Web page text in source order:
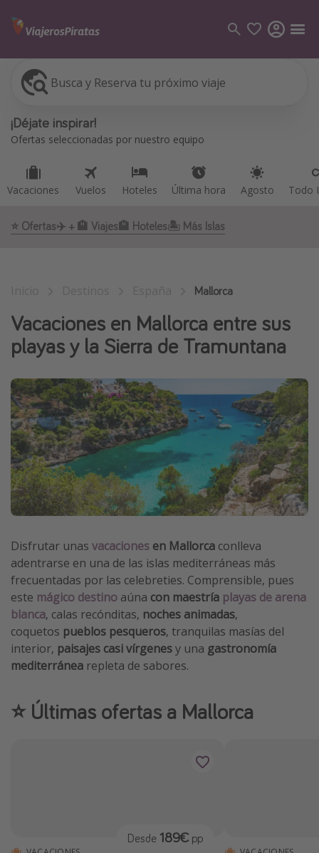
Busca y Reserva tu próximo viaje
¡Déjate inspirar!
Ofertas seleccionadas por nuestro equipo
Vacaciones Vuelos Hoteles Última hora Agosto Todo
Vacaciones
Vuelos
Viajes
Grecia
Marruecos
Islas Baleares
México
Tailandia
Maldivas
Albania
Inspiración para viajes
Camping
Glamping
Viajes en tren
Viajar sola como mujer
Ofertas para Vacaciones Activas
Viajes en familia
Vacaciones de Playa
Escapadas románticas
Guía de equipaje de mano
⭐️ Ofertas✈️ + 🏨 Viajes🏨 Hoteles🏝 Más Islas
Mallorca
Vacaciones en Mallorca entre sus
playas y la Sierra de Tramuntana
Disfrutar unas vacaciones en Mallorca conlleva
adentrarse en una de las islas mediterráneas más
frecuentadas por las celebreties. Comprensible, pues
este mágico destino aúna con maestría playas de arena
blanca, calas recónditas, noches animadas,
coquetos pueblos pesqueros, tranquilas masías del
interior, paisajes casi vírgenesy una gastronomía
mediterránea repleta de sabores.
⭐️ Últimas ofertas a Mallorca
Desde 189€ pp